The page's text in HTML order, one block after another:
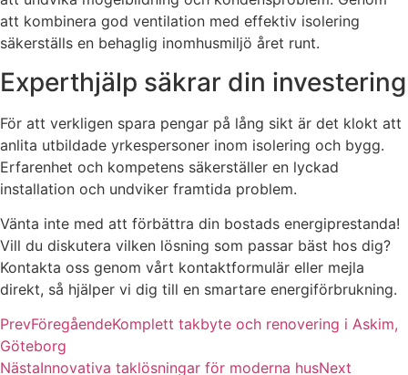
att kombinera god ventilation med effektiv isolering
säkerställs en behaglig inomhusmiljö året runt.
Experthjälp säkrar din investering
För att verkligen spara pengar på lång sikt är det klokt att
anlita utbildade yrkespersoner inom isolering och bygg.
Erfarenhet och kompetens säkerställer en lyckad
installation och undviker framtida problem.
Vänta inte med att förbättra din bostads energiprestanda!
Vill du diskutera vilken lösning som passar bäst hos dig?
Kontakta oss genom vårt kontaktformulär eller mejla
direkt, så hjälper vi dig till en smartare energiförbrukning.
PrevFöregåendeKomplett takbyte och renovering i Askim,
Göteborg
NästaInnovativa taklösningar för moderna husNext